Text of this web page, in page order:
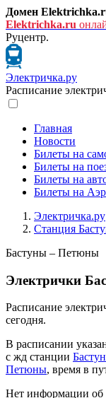
Домен
Elektrichka.ru
Руцентр.
Электричка.ру
Расписание
Главная
Новости
Билеты на
Билеты на
Билеты на
Билеты на
Электричка.ру
Станция
Бастуны – Петюны
Электрички
Расписание
сегодня.
В расписании
с жд станции
Петюны, время в
Нет информации об